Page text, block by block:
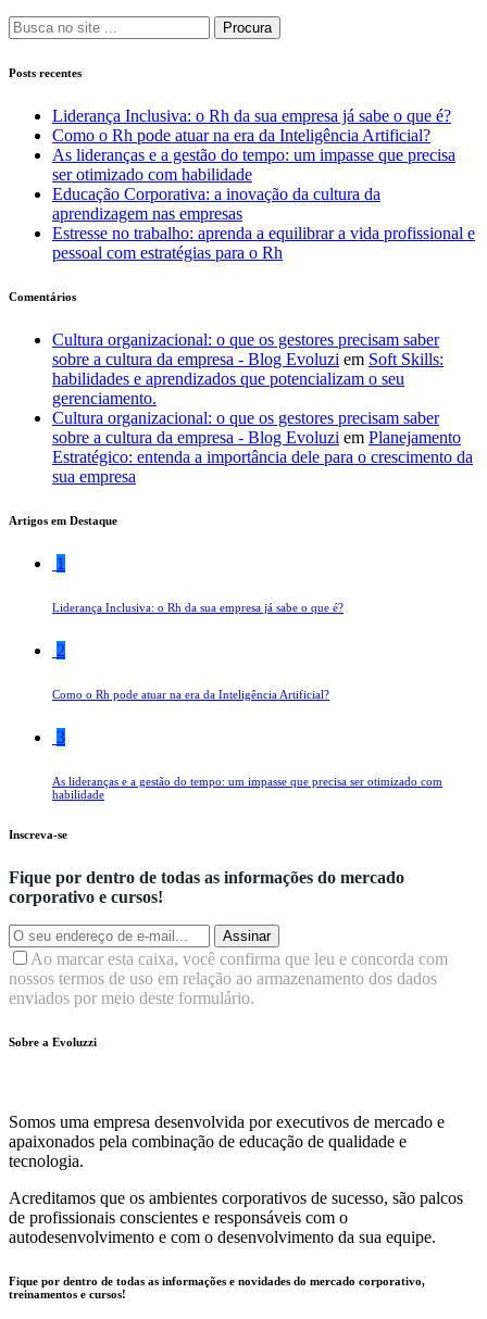
Procura
Posts recentes
Liderança Inclusiva: o Rh da sua empresa já sabe o que é?
Como o Rh pode atuar na era da Inteligência Artificial?
As lideranças e a gestão do tempo: um impasse que precisa
ser otimizado com habilidade
Educação Corporativa: a inovação da cultura da
aprendizagem nas empresas
Estresse no trabalho: aprenda a equilibrar a vida profissional e
pessoal com estratégias para o Rh
Comentários
Cultura organizacional: o que os gestores precisam saber
sobre a cultura da empresa - Blog Evoluzi em Soft Skills:
habilidades e aprendizados que potencializam o seu
gerenciamento.
Cultura organizacional: o que os gestores precisam saber
sobre a cultura da empresa - Blog Evoluzi em Planejamento
Estratégico: entenda a importância dele para o crescimento da
sua empresa
Artigos em Destaque
1
Liderança Inclusiva: o Rh da sua empresa já sabe o que é?
2
Como o Rh pode atuar na era da Inteligência Artificial?
3
As lideranças e a gestão do tempo: um impasse que precisa ser otimizado com
habilidade
Inscreva-se
Fique por dentro de todas as informações do mercado
corporativo e cursos!
Assinar
Ao marcar esta caixa, você confirma que leu e concorda com
nossos termos de uso em relação ao armazenamento dos dados
enviados por meio deste formulário.
Sobre a Evoluzzi
Somos uma empresa desenvolvida por executivos de mercado e
apaixonados pela combinação de educação de qualidade e
tecnologia.
Acreditamos que os ambientes corporativos de sucesso, são palcos
de profissionais conscientes e responsáveis com o
autodesenvolvimento e com o desenvolvimento da sua equipe.
Fique por dentro de todas as informações e novidades do mercado corporativo,
treinamentos e cursos!